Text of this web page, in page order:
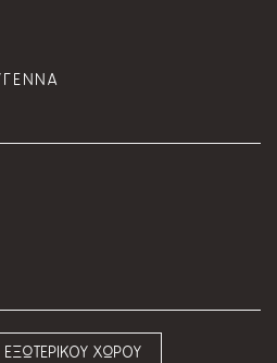
ΕΞΩΤΕΡΙΚΟΥ ΧΩΡΟΥ